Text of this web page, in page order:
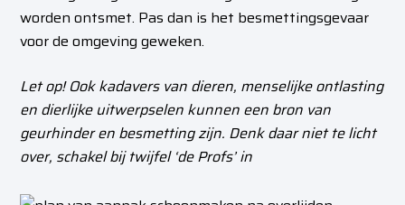
worden ontsmet. Pas dan is het besmettingsgevaar
voor de omgeving geweken.
Let op! Ook kadavers van dieren, menselijke ontlasting
en dierlijke uitwerpselen kunnen een bron van
geurhinder en besmetting zijn. Denk daar niet te licht
over, schakel bij twijfel ‘de Profs’ in